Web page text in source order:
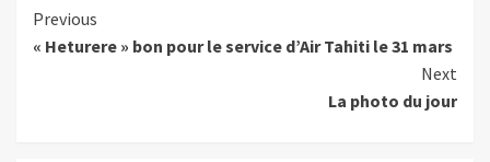
Continue
Reading
Previous
« Heturere » bon pour le service d’Air Tahiti le 31 mars
Next
La photo du jour